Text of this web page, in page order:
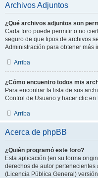
Archivos Adjuntos
¿Qué archivos adjuntos son
Cada foro puede permitir o no
seguro de que tipos de archivos
Administración para obtener más
Arriba
¿Cómo encuentro todos mis
Para encontrar la lista de sus
Control de Usuario y hacer clic
Arriba
Acerca de phpBB
¿Quién programó este foro?
Esta aplicación (en su forma
derechos de autor pertenecientes
(Licencia Pública General)